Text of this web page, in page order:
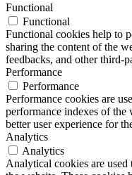
Functional
Functional
Functional cookies help to
sharing the content of the
feedbacks, and other third-
Performance
Performance
Performance cookies are
performance indexes of
better user experience for
Analytics
Analytics
Analytical cookies are